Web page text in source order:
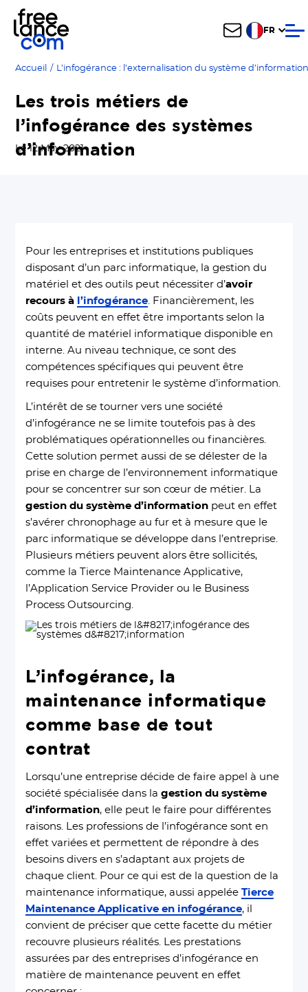
FR
Accueil / L’infogérance : l’externalisation du système
Les trois métiers de
l’infogérance des systèmes
d’information
Le 12 May 2021
Pour les entreprises et institutions publiques
disposant d’un parc informatique, la gestion du
matériel et des outils peut nécessiter d’avoir
recours à l’infogérance. Financièrement, les
coûts peuvent en effet être importants selon la
quantité de matériel informatique disponible en
interne. Au niveau technique, ce sont des
compétences spécifiques qui peuvent être
requises pour entretenir le système d’information.
L’intérêt de se tourner vers une société
d’infogérance ne se limite toutefois pas à des
problématiques opérationnelles ou financières.
Cette solution permet aussi de se délester de la
prise en charge de l’environnement informatique
pour se concentrer sur son cœur de métier. La
gestion du système d’information peut en effet
s’avérer chronophage au fur et à mesure que le
parc informatique se développe dans l’entreprise.
Plusieurs métiers peuvent alors être sollicités,
comme la Tierce Maintenance Applicative,
l’Application Service Provider ou le Business
Process Outsourcing.
L’infogérance, la
maintenance informatique
comme base de tout
contrat
Lorsqu’une entreprise décide de faire appel à une
société spécialisée dans lagestion du système
d’information, elle peut le faire pour différentes
raisons. Les professions de l’infogérance sont en
effet variées et permettent de répondre à des
besoins divers en s’adaptant aux projets de
chaque client. Pour ce qui est de la question de la
maintenance informatique, aussi appeléeTierce
Maintenance Applicative en infogérance, il
convient de préciser que cette facette du métier
recouvre plusieurs réalités. Les prestations
assurées par des entreprises d’infogérance en
matière de maintenance peuvent en effet